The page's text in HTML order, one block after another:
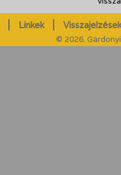
Linkek
© 2026.